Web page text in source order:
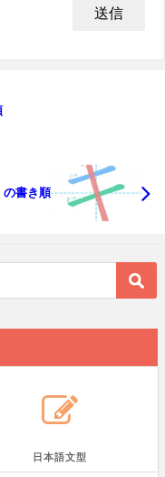
の書き順
日本語文型